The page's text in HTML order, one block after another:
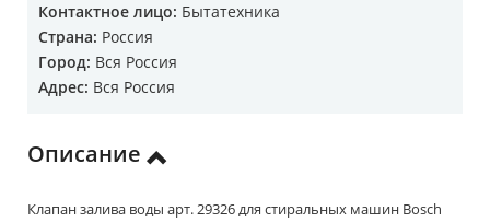
Контактное лицо: Бытатехника
Страна: Россия
Город: Вся Россия
Адрес: Вся Россия
Описание
Клапан залива воды арт. 29326 для стиральных машин Bosch